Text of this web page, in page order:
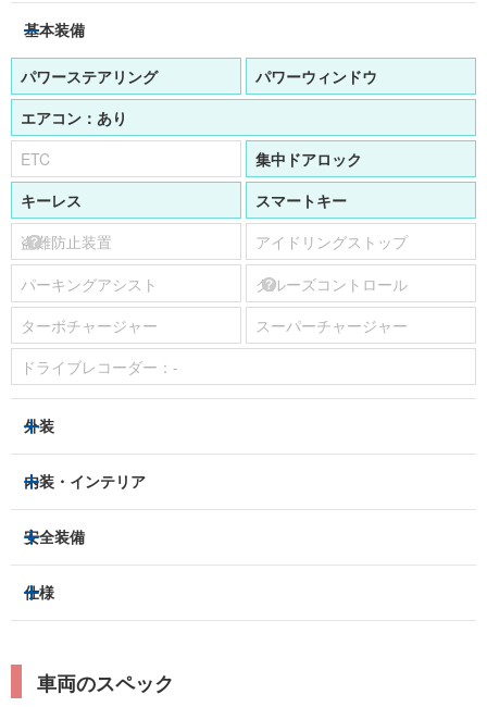
基本装備
パワーステアリング
パワーウィンドウ
エアコン： あり
ETC
集中ドアロック
キーレス
スマートキー
盗難防止装置
アイドリングストップ
パーキングアシスト
クルーズコントロール
ターボチャージャー
スーパーチャージャー
ドライブレコーダー： -
外装
LEDヘッドライト
アルミホイール：あり
サンルーフ/ガラスルーフ
ルーフレール
内装・インテリア
3列シート
ベンチシート
パワーシート
シートヒーター
安全装備
トラクションコントロール
レーンキープアシスト
横滑り防止装置
衝突被害軽減プレーキ
仕様
車両のスペック